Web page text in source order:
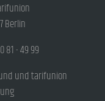
Berlin
81 - 49 99
und tarifunion